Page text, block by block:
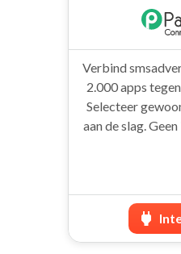
Verbind
2.000 apps
Selecteer
aan de slag.